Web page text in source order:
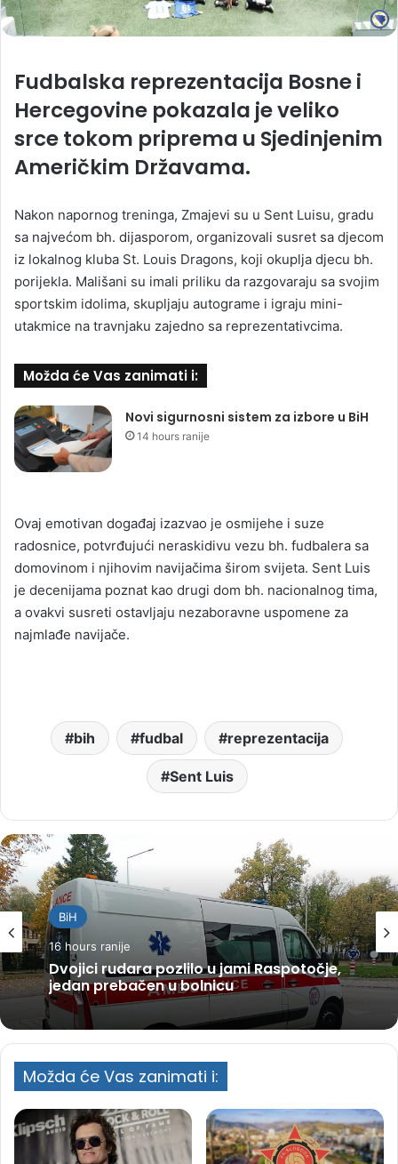
Fudbalska reprezentacija Bosne i
Hercegovine pokazala je veliko
srce tokom priprema u Sjedinjenim
Američkim Državama.
Nakon napornog treninga, Zmajevi su u Sent Luisu, gradu
sa najvećom bh. dijasporom, organizovali susret sa djecom
iz lokalnog kluba St. Louis Dragons, koji okuplja djecu bh.
porijekla. Mališani su imali priliku da razgovaraju sa svojim
sportskim idolima, skupljaju autograme i igraju mini-
utakmice na travnjaku zajedno sa reprezentativcima.
Možda će Vas zanimati i:
Novi sigurnosni sistem za izbore u BiH
14 hours ranije
Ovaj emotivan događaj izazvao je osmijehe i suze
radosnice, potvrđujući neraskidivu vezu bh. fudbalera sa
domovinom i njihovim navijačima širom svijeta. Sent Luis
je decenijama poznat kao drugi dom bh. nacionalnog tima,
a ovakvi susreti ostavljaju nezaboravne uspomene za
najmlađe navijače.
bih fudbal reprezentacija
Sent Luis
BiH
16 hours ranije
Dvojici rudara pozlilo u jami Raspotočje,
jedan prebačen u bolnicu
Možda će Vas zanimati i: